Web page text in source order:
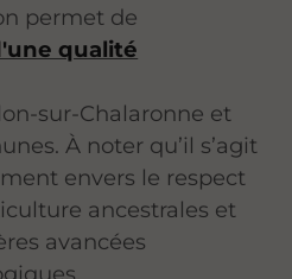
permet de
qualité
sur-Chalaronne et
À noter qu’il s’agit
envers le respect
ancestrales et
avancées